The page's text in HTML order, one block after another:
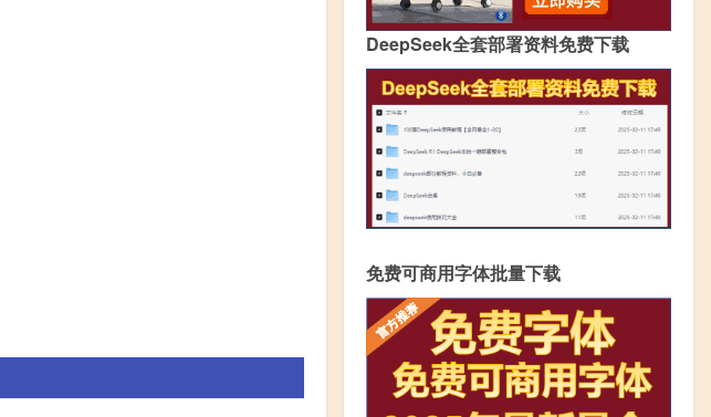
DeepSeek全套部署资料免费下载
免费可商用字体批量下载